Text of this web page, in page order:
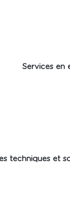
Services en
techniques et